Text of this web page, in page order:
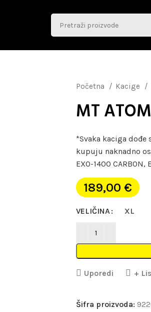
Početna Kacige
MT
*Svaka kaciga
kupuju naknadno
EXO-1400 CARBON,
189,00 €
VELIČINA XL
Uporedi +
Šifra proizvoda: